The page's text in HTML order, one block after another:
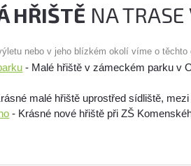
HŘIŠTĚ NA TRASE
nebo v jeho blízkém okolí víme o těchto
- Malé hřiště v zámeckém parku v
malé hřiště uprostřed sídliště,
- Krásné nové hřiště při ZŠ